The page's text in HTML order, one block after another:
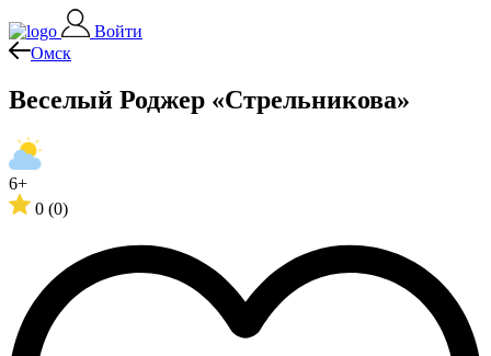
Войти
Омск
Веселый Роджер «Стрельникова»
6+
0 (0)